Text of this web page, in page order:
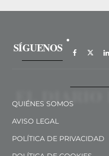
SÍGUENOS
QUIÉNES SOMOS
AVISO LEGAL
POLÍTICA DE PRIVACIDAD